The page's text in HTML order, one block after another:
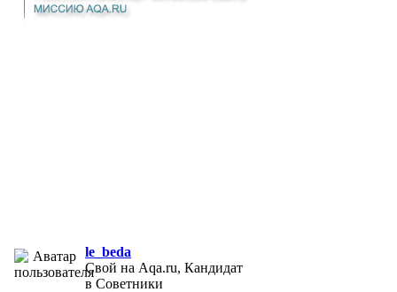
le_beda
Свой на Aqa.ru, Кандидат
в Советники